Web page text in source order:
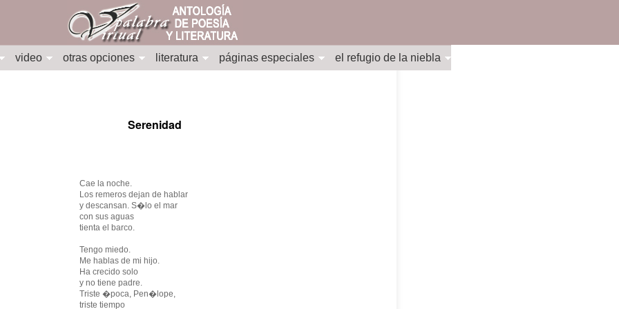
video otras opciones literatura páginas especiales el refugio de la niebla
Serenidad
Cae la noche.
Los remeros dejan de hablar
y descansan. S�lo el mar
con sus aguas
tienta el barco.
Tengo miedo.
Me hablas de mi hijo.
Ha crecido solo
y no tiene padre.
Triste �poca, Pen�lope,
triste tiempo